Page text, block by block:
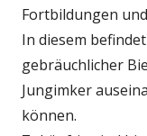
Fortbildungen
In diesem
gebräuchlicher
Jungimker
können.